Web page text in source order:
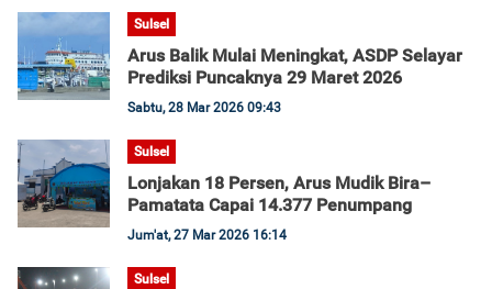
Sulsel
Arus Balik Mulai Meningkat, ASDP Selayar
Prediksi Puncaknya 29 Maret 2026
Sabtu, 28 Mar 2026 09:43
Sulsel
Lonjakan 18 Persen, Arus Mudik Bira–
Pamatata Capai 14.377 Penumpang
Jum'at, 27 Mar 2026 16:14
Sulsel